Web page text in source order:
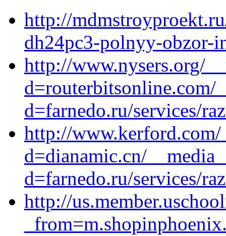
http://
dh24pc3-polnyy-obzor-
http://www.nysers.org/
d=routerbitsonline.com/
d=farnedo.ru/services/
http://www.kerford.com/
d=dianamic.cn/
d=farnedo.ru/services/
http://